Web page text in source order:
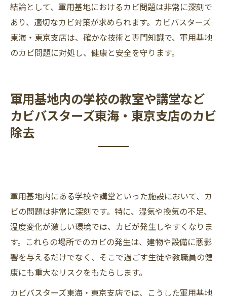
結論として、軍用基地におけるカビ問題は非常に深刻で
あり、適切なカビ対策が求められます。カビバスターズ
東海・東京支店は、確かな技術と専門知識で、軍用基地
のカビ問題に対処し、健康と安全を守ります。
軍用基地内の学校の教室や講堂など
カビバスターズ東海・東京支店のカビ
除去
軍用基地内にある学校や講堂といった施設において、カ
ビの問題は非常に深刻です。特に、湿気や換気の不足、
温度変化が激しい環境では、カビが発生しやすくなりま
す。これらの場所でのカビの発生は、建物や設備に悪影
響を与えるだけでなく、そこで過ごす生徒や教職員の健
康にも重大なリスクをもたらします。
カビバスターズ東海・東京支店では、こうした軍用基地